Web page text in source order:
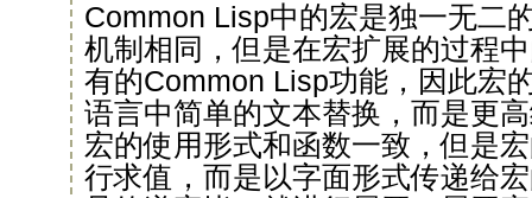
Common Lisp中的宏是独一无二
机制相同，但是在宏扩展的过程
有的Common Lisp功能，因此宏
语言中简单的文本替换，而是更
宏的使用形式和函数一致，但是
行求值，而是以字面形式传递给